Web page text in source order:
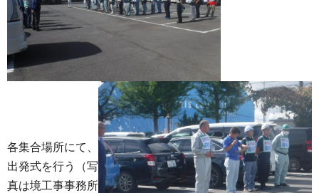
各集合場所にて、
出発式を行う（写
真は境工事事務所